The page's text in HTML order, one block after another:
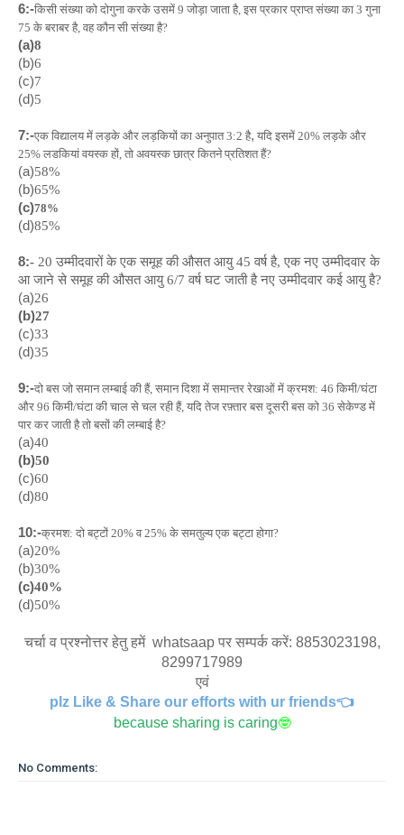
6:-किसी संख्या को दोगुना करके उसमें 9 जोड़ा जाता है, इस प्रकार प्राप्त संख्या का 3 गुना
75 के बराबर है, वह कौन सी संख्या है?
(a)8
(b)6
(c)7
(d)5
7:-एक विद्यालय में लड़के और लड़कियों का अनुपात 3:2 है, यदि इसमें 20% लड़के और
25% लडकियां वयस्क हों, तो अवयस्क छात्र कितने प्रतिशत हैं?
(a)58%
(b)65%
(c)78%
(d)85%
8:- 20 उम्मीदवारों के एक समूह की औसत आयु 45 वर्ष है, एक नए उम्मीदवार के
आ जाने से समूह की औसत आयु 6/7 वर्ष घट जाती है नए उम्मीदवार कई आयु है?
(a)26
(b)27
(c)33
(d)35
9:-दो बस जो समान लम्बाई की हैं, समान दिशा में समान्तर रेखाओं में क्रमश: 46 किमी/घंटा
और 96 किमी/घंटा की चाल से चल रही हैं, यदि तेज रफ़्तार बस दूसरी बस को 36 सेकेण्ड में
पार कर जाती है तो बसों की लम्बाई है?
(a)40
(b)50
(c)60
(d)80
10:-क्रमश: दो बट्टों 20% व 25% के समतुल्य एक बट्टा होगा?
(a)20%
(b)30%
(c)40%
(d)50%
चर्चा व प्रश्नोत्तर हेतु हमें whatsaap पर सम्पर्क करें: 8853023198,
8299717989
एवं
plz Like & Share our efforts with ur friends👈
because sharing is caring🤓
No Comments: